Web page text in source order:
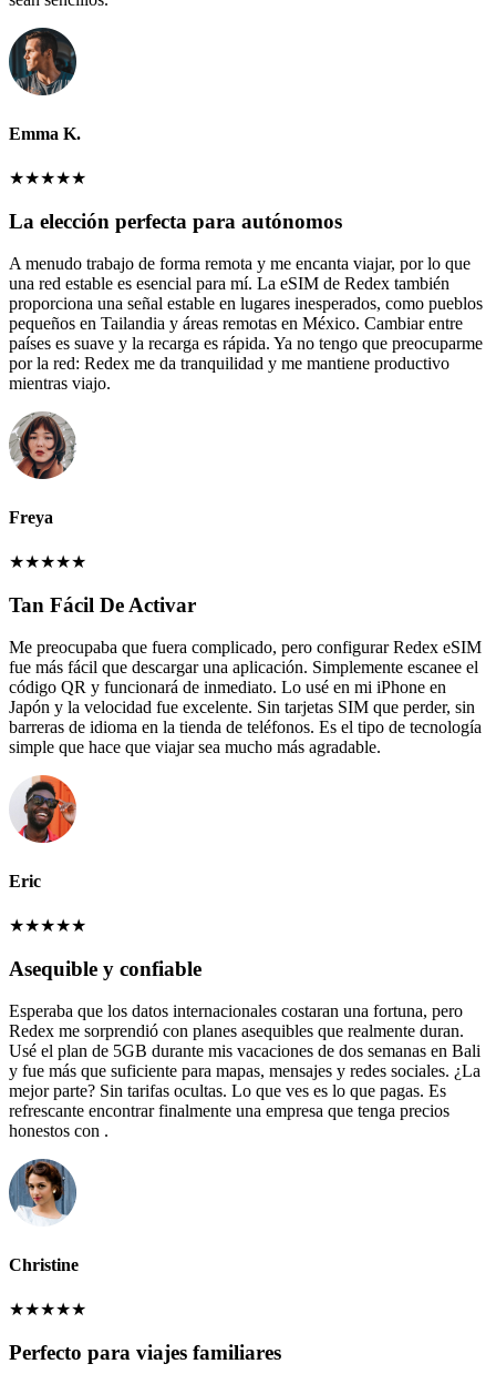
Emma K.
★★★★★
La elección perfecta para autónomos
A menudo trabajo de forma remota y me encanta viajar, por lo que
una red estable es esencial para mí. La eSIM de Redex también
proporciona una señal estable en lugares inesperados, como pueblos
pequeños en Tailandia y áreas remotas en México. Cambiar entre
países es suave y la recarga es rápida. Ya no tengo que preocuparme
por la red: Redex me da tranquilidad y me mantiene productivo
mientras viajo.
Freya
★★★★★
Tan Fácil De Activar
Me preocupaba que fuera complicado, pero configurar Redex eSIM
fue más fácil que descargar una aplicación. Simplemente escanee el
código QR y funcionará de inmediato. Lo usé en mi iPhone en
Japón y la velocidad fue excelente. Sin tarjetas SIM que perder, sin
barreras de idioma en la tienda de teléfonos. Es el tipo de tecnología
simple que hace que viajar sea mucho más agradable.
Eric
★★★★★
Asequible y confiable
Esperaba que los datos internacionales costaran una fortuna, pero
Redex me sorprendió con planes asequibles que realmente duran.
Usé el plan de 5GB durante mis vacaciones de dos semanas en Bali
y fue más que suficiente para mapas, mensajes y redes sociales. ¿La
mejor parte? Sin tarifas ocultas. Lo que ves es lo que pagas. Es
refrescante encontrar finalmente una empresa que tenga precios
honestos con .
Christine
★★★★★
Perfecto para viajes familiares